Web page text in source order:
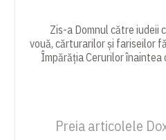
Zis-a Domnul către iudeii
vouă, cărturarilor și fariseilor
Împărăția Cerurilor înaintea
Preia articolele